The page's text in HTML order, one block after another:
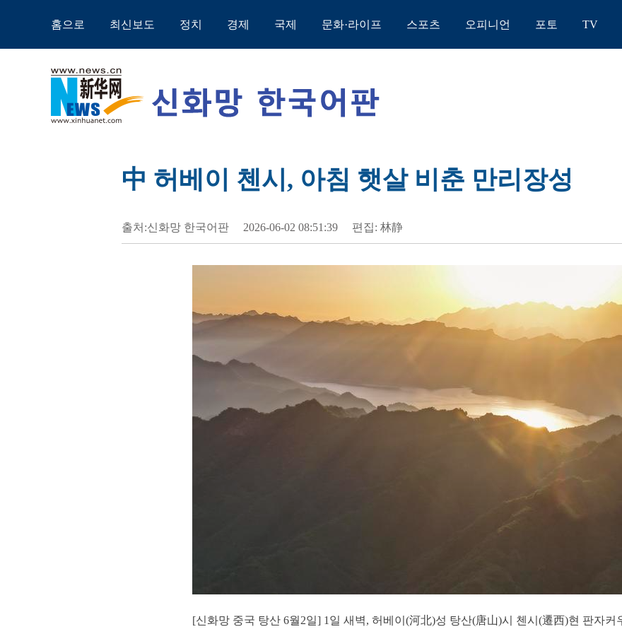
홈으로 최신보도 정치 경제 국제 문화·라이프 스포츠 오피니언 포토 TV
中 허베이 첸시, 아침 햇살 비춘 만리장성
출처:신화망 한국어판 2026-06-02 08:51:39 편집: 林静
[신화망 중국 탕산 6월2일] 1일 새벽, 허베이(河北)성 탕산(唐山)시 첸시(遷西)현 판자